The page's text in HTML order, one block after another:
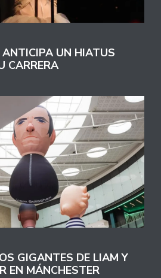
UN HIATUS
CARRERA
GIGANTES DE LIAM Y
EN MÁNCHESTER